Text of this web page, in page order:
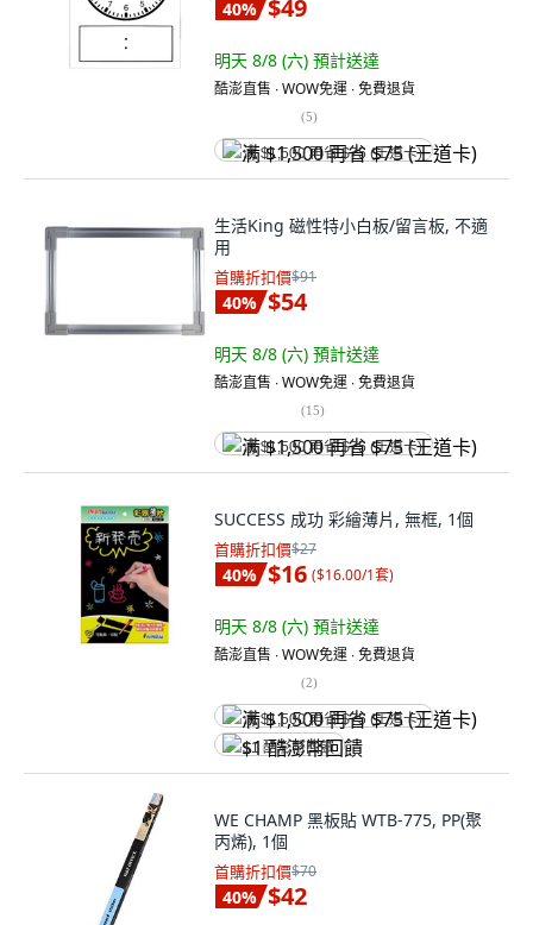
40% $49
明天 8/8 (六) 預計送達
酷澎直售 ∙ WOW免運 ∙ 免費退貨
(5)
满 $1,500 再省 $75 (王道卡)
生活King 磁性特小白板/留言板, 不適
用
首購折扣價$91
40% $54
明天 8/8 (六) 預計送達
酷澎直售 ∙ WOW免運 ∙ 免費退貨
(15)
满 $1,500 再省 $75 (王道卡)
SUCCESS 成功 彩繪薄片, 無框, 1個
首購折扣價$27
40% $16 ($16.00/1套)
明天 8/8 (六) 預計送達
酷澎直售 ∙ WOW免運 ∙ 免費退貨
(2)
满 $1,500 再省 $75 (王道卡)
$1 酷澎幣回饋
WE CHAMP 黑板貼 WTB-775, PP(聚
丙烯), 1個
首購折扣價$70
40% $42